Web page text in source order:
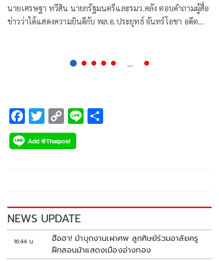
นายเศรษฐา ทวีสิน นายกรัฐมนตรีและรมว.คลัง ตอบคำถามผู้สื่อ
ข่าวว่าได้แสดงความยินดีกับ พล.อ.ประยุทธ์ จันทร์โอชา อดีต
...
F
ac
e
k
T
wi
tt
C
o
p
k
Li
NEWS UPDATE
16:44 น.
ฮือฮา! ม้าบุกงานเผาศพ ลูกศิษย์ร่วมอาลัยครู
ฝึกสอนม้าแสดงเมืองอ่างทอง